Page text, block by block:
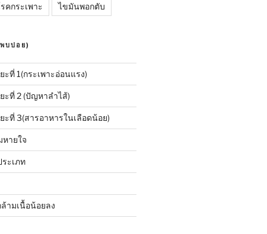
คกระเพาะ ไขมันพอกตับ
บบ่อย)
ะที่ 1(กระเพาะอ่อนแรง)
ะที่ 2 (ปัญหาลำไส้)
ะที่ 3(สารอาหารในเลือดน้อย)
ายใจ
ระเภท
ามเนื้อน้อยลง